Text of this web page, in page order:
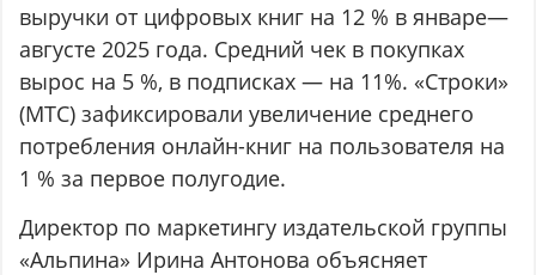
выручки от цифровых книг на 12 % в январе—
августе 2025 года. Средний чек в покупках
вырос на 5 %, в подписках — на 11%. «Строки»
(МТС) зафиксировали увеличение среднего
потребления онлайн-книг на пользователя на
1 % за первое полугодие.
Директор по маркетингу издательской группы
«Альпина» Ирина Антонова объясняет